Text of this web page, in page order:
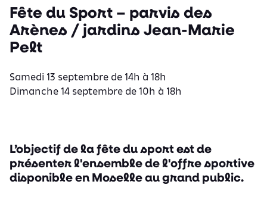
Fête du Sport – parvis des
Arènes / jardins Jean-Marie
Pelt
Samedi 13 septembre de 14h à 18h
Dimanche 14 septembre de 10h à 18h
L’objectif de la fête du sport est de
présenter l'ensemble de l'offre sportive
disponible en Moselle au grand public.